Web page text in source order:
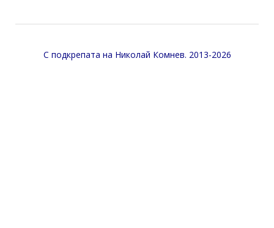
С подкрепата на Николай Комнев. 2013-2026